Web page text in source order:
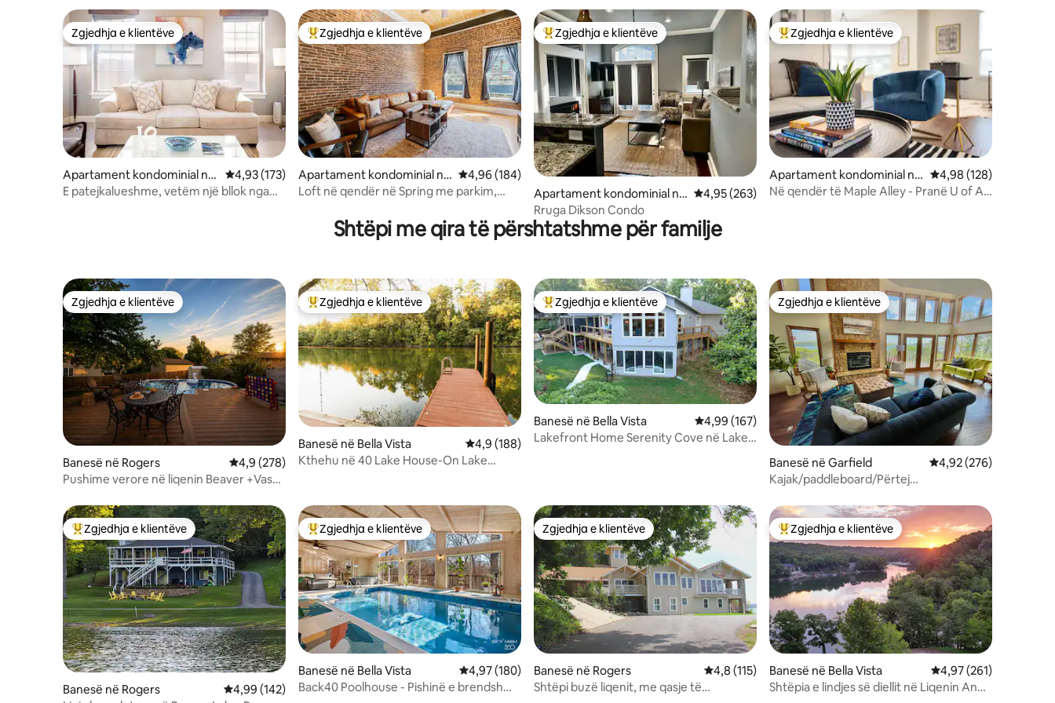
Zgjedhja e klientëve
Zgjedhja e klientëve
Apartament kondominial në
Bentonville Qendra
Vlerësimi mesatar 4,93 nga 5, 173 vlerësime
4,93 (173)
E patejkalueshme, vetëm një bllok nga
Më të mirat e zgjedhjeve të klientëve
Zgjedhja e klientëve
Apartament kondominial në
Eureka Springs
Vlerësimi mesatar 4,96 nga 5, 184 vlerësime
4,96 (184)
Loft në qendër në Spring me parkim,
Më të mirat e zgjedhjeve të klientëve
Zgjedhja e klientëve
Apartament kondominial në
Fayetteville
Vlerësimi mesatar 4,95 nga 5, 263 vlerësime
4,95 (263)
Rruga Dikson Condo
Më të mirat e zgjedhjeve të klientëve
Zgjedhja e klientëve
Apartament kondominial në
Fayetteville
Vlerësimi mesatar
4,98 (128)
Në qendër të Maple Alley - Pranë U of A
Shtëpi me qira të përshtatshme për familje
Zgjedhja e klientëve
Zgjedhja e klientëve
Banesë në Rogers Vlerësimi mesatar 4,9 nga 5, 278 vlerësime
4,9 (278)
Pushime verore në liqenin Beaver +Vaskë
Më të mirat e zgjedhjeve të klientëve
Zgjedhja e klientëve
Banesë në Bella Vista Vlerësimi mesatar 4,9 nga 5, 188 vlerësime
4,9 (188)
Kthehu në 40 Lake House-On Lake
Më të mirat e zgjedhjeve të klientëve
Zgjedhja e klientëve
Banesë në Bella Vista Vlerësimi mesatar 4,99 nga 5, 167 vlerësime
4,99 (167)
Lakefront Home Serenity Cove në Lake
Zgjedhja e klientëve
Zgjedhja e klientëve
Banesë në Garfield Vlerësimi mesatar
4,92 (276)
Kajak/paddleboard/Përtej
Më të mirat e zgjedhjeve të klientëve
Zgjedhja e klientëve
Banesë në Rogers Vlerësimi mesatar 4,99 nga 5, 142 vlerësime
4,99 (142)
Më të mirat e zgjedhjeve të klientëve
Zgjedhja e klientëve
Banesë në Bella Vista Vlerësimi mesatar 4,97 nga 5, 180 vlerësime
4,97 (180)
Back40 Poolhouse - Pishinë e brendshme
Zgjedhja e klientëve
Zgjedhja e klientëve
Banesë në Rogers Vlerësimi mesatar 4,8 nga 5, 115 vlerësime
4,8 (115)
Shtëpi buzë liqenit, me qasje të
Më të mirat e zgjedhjeve të klientëve
Zgjedhja e klientëve
Banesë në Bella Vista Vlerësimi mesatar
4,97 (261)
Shtëpia e lindjes së diellit në Liqenin Ann